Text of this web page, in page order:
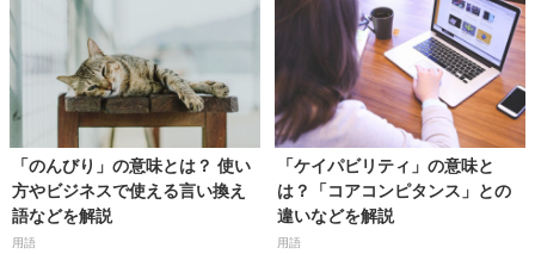
「のんびり」の意味とは？ 使い
方やビジネスで使える言い換え
語などを解説
用語
「ケイパビリティ」の意味と
は？「コアコンピタンス」との
違いなどを解説
用語